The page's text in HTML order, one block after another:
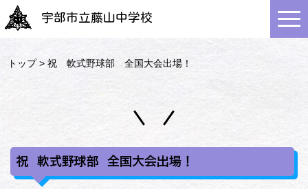
宇部市立藤山中学校
トップ> 祝 軟式野球部 全国大会出場！
祝 軟式野球部 全国大会出場！